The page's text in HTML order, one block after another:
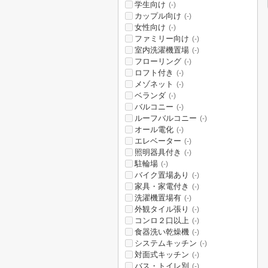
学生向け (-)
カップル向け (-)
女性向け (-)
ファミリー向け (-)
室内洗濯機置場 (-)
フローリング (-)
ロフト付き (-)
メゾネット (-)
ベランダ (-)
バルコニー (-)
ルーフバルコニー (-)
オール電化 (-)
エレベーター (-)
照明器具付き (-)
駐輪場 (-)
バイク置場あり (-)
家具・家電付き (-)
洗濯機置場有 (-)
外観タイル張り (-)
コンロ２口以上 (-)
食器洗い乾燥機 (-)
システムキッチン (-)
対面式キッチン (-)
バス・トイレ別 (-)